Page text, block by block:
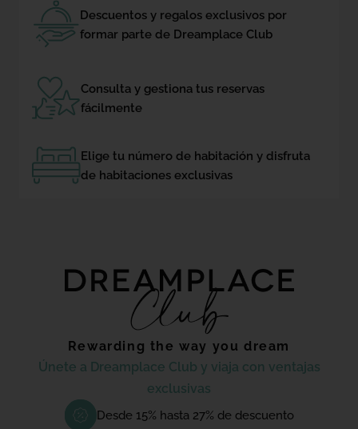
Descuentos y regalos exclusivos por
formar parte de Dreamplace Club
Consulta y gestiona tus reservas
fácilmente
Elige tu número de habitación y disfruta
de habitaciones exclusivas
Rewarding the way you dream
Únete a Dreamplace Club y viaja con ventajas
exclusivas
Desde 15% hasta 27% de descuento